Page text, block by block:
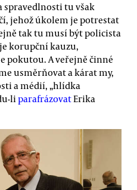
spravedlnosti tu však
jehož úkolem je potrestat
tak tu musí být policista
korupční kauzu,
pokutou. A veřejně činné
usměrňovat a kárat my,
a médií, „hlídka
liparafrázovatErika